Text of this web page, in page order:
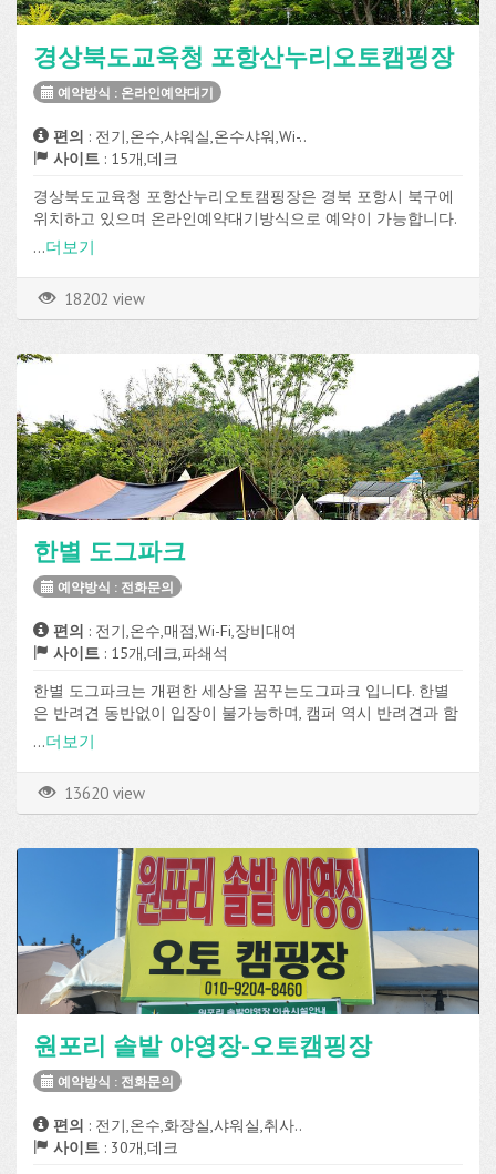
경상북도교육청 포항산누리오토캠핑장
예약방식 : 온라인예약대기
편의 : 전기,온수,샤워실,온수샤워,Wi-..
사이트 : 15개,데크
경상북도교육청 포항산누리오토캠핑장은 경북 포항시 북구에
위치하고 있으며 온라인예약대기방식으로 예약이 가능합니다.
데크 사이트가 총 15개로 구성되어 있고, 전기, 온수, 샤워실, 온
...더보기
18202 view
한별 도그파크
예약방식 : 전화문의
편의 : 전기,온수,매점,Wi-Fi,장비대여
사이트 : 15개,데크,파쇄석
한별 도그파크는 개편한 세상을 꿈꾸는도그파크 입니다. 한별
은 반려견 동반없이 입장이 불가능하며, 캠퍼 역시 반려견과 함
께 동반하여야 캠핑이 가능한 반려견 전용시설입니다. 경남 함
설과 수영장을 이용할 수 있습니다.
...더보기
13620 view
원포리 솔밭 야영장-오토캠핑장
예약방식 : 전화문의
편의 : 전기,온수,화장실,샤워실,취사..
사이트 : 30개,데크